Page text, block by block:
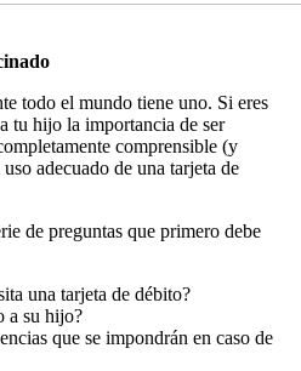
todo el mundo tiene uno. Si eres
tu hijo la importancia de ser
comprensible (y
adecuado de una tarjeta de
de preguntas que primero debe
una tarjeta de débito?
a su hijo?
que se impondrán en caso de